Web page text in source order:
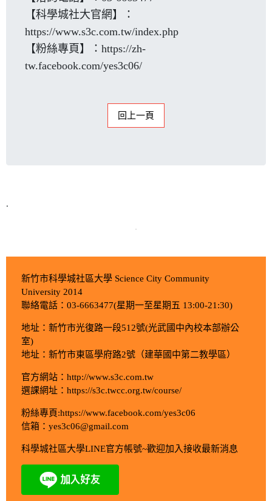
【科學城社大官網】：
https://www.s3c.com.tw/index.php
【粉絲專頁】： https://zh-
tw.facebook.com/yes3c06/
回上一頁
.
新竹市科學城社區大學 Science City Community
University 2014
聯絡電話：03-6663477(星期一至星期五 13:00-21:30)
地址：新竹市光復路一段512號(光武國中內校本部辦公
室)
地址：新竹市東區學府路2號（建華國中第二教學區）
官方網站：http://www.s3c.com.tw
選課網址：https://s3c.twcc.org.tw/course/
粉絲專頁:https://www.facebook.com/yes3c06
信箱：yes3c06@gmail.com
科學城社區大學LINE官方帳號~歡迎加入接收最新消息